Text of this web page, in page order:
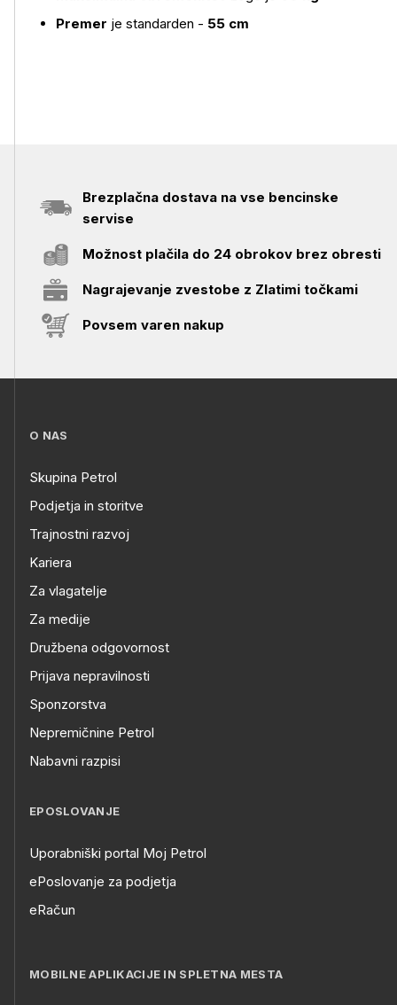
Premer je standarden - 55 cm
Brezplačna dostava na vse bencinske
servise
Možnost plačila do 24 obrokov brez obresti
Nagrajevanje zvestobe z Zlatimi točkami
Povsem varen nakup
O NAS
Skupina Petrol
Podjetja in storitve
Trajnostni razvoj
Kariera
Za vlagatelje
Za medije
Družbena odgovornost
Prijava nepravilnosti
Sponzorstva
Nepremičnine Petrol
Nabavni razpisi
EPOSLOVANJE
Uporabniški portal Moj Petrol
ePoslovanje za podjetja
eRačun
MOBILNE APLIKACIJE IN SPLETNA MESTA